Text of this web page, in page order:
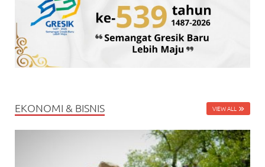
EKONOMI & BISNIS VIEW ALL